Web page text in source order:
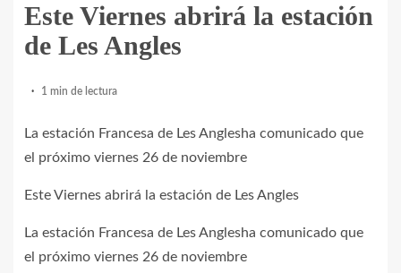
Este Viernes abrirá la estación
de Les Angles
1 min de lectura
La estación Francesa de Les Anglesha comunicado que
el próximo viernes 26 de noviembre
Este Viernes abrirá la estación de Les Angles
La estación Francesa de Les Anglesha comunicado que
el próximo viernes 26 de noviembre